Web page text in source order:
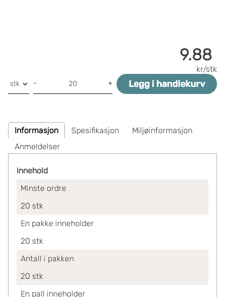
9.88
kr/stk
- + Legg i handlekurv
Informasjon Spesifikasjon
Miljøinformasjon
Anmeldelser
Innehold
Minste ordre
20 stk
En pakke inneholder
20 stk
Antall i pakken
20 stk
En pall inneholder